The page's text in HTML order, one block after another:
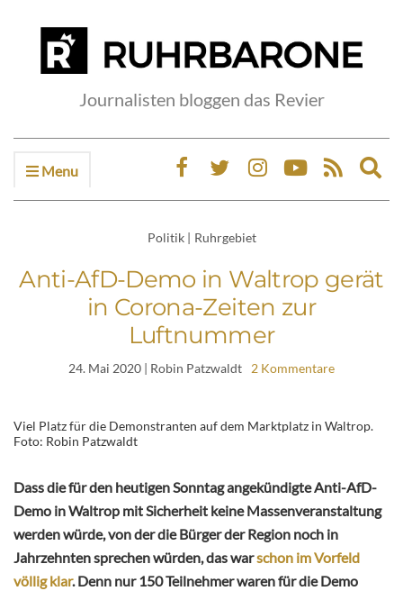
Journalisten bloggen das Revier
Menu
Politik | Ruhrgebiet
Anti-AfD-Demo in Waltrop gerät
in Corona-Zeiten zur
Luftnummer
24. Mai 2020 | Robin Patzwaldt 2 Kommentare
Viel Platz für die Demonstranten auf dem Marktplatz in Waltrop.
Foto: Robin Patzwaldt
Dass die für den heutigen Sonntag angekündigte Anti-AfD-
Demo in Waltrop mit Sicherheit keine Massenveranstaltung
werden würde, von der die Bürger der Region noch in
Jahrzehnten sprechen würden, das warschon im Vorfeld
völlig klar. Denn nur 150 Teilnehmer waren für die Demo